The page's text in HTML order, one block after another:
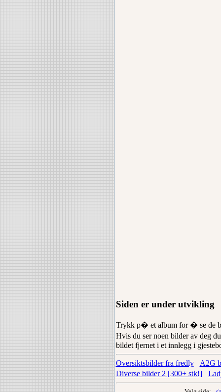
Siden er under utvikling
Trykk p� et album for � se de
Hvis du ser noen bilder av deg
bildet fjernet i et innlegg i
Oversiktsbilder fra fredly
A2G
Diverse bilder 2 [300+ stk!]